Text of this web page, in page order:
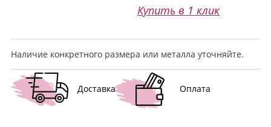
Купить в 1 клик
Наличие конкретного размера или металла уточняйте.
Доставка Оплата